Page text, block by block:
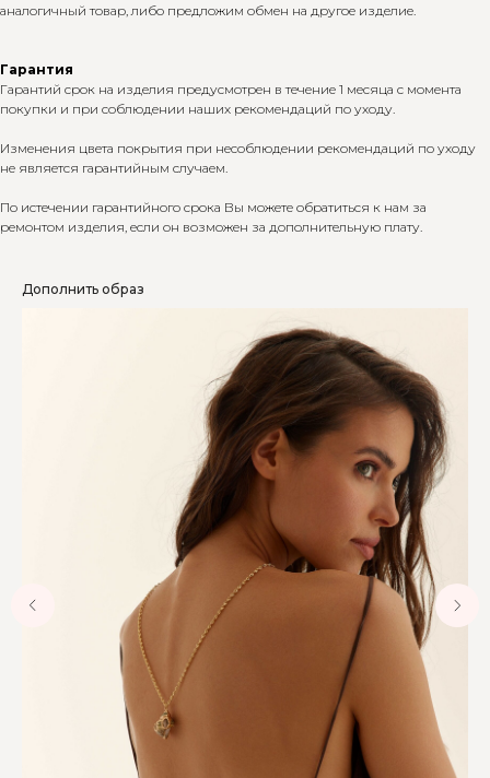
аналогичный товар, либо предложим обмен на другое изделие.
Гарантия
Гарантий срок на изделия предусмотрен в течение 1 месяца с момента
покупки и при соблюдении наших рекомендаций по уходу.
Изменения цвета покрытия при несоблюдении рекомендаций по уходу
не является гарантийным случаем.
По истечении гарантийного срока Вы можете обратиться к нам за
ремонтом изделия, если он возможен за дополнительную плату.
Дополнить образ